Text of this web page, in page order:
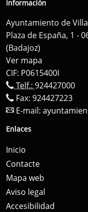
Información
Ayuntamiento de
Plaza de España, 1 -
(Badajoz)
Ver mapa
CIF: P0615400I
Telf.: 924427000
Fax: 924427223
E-mail:
Enlaces
Inicio
Contacte
Mapa web
Aviso legal
Accesibilidad